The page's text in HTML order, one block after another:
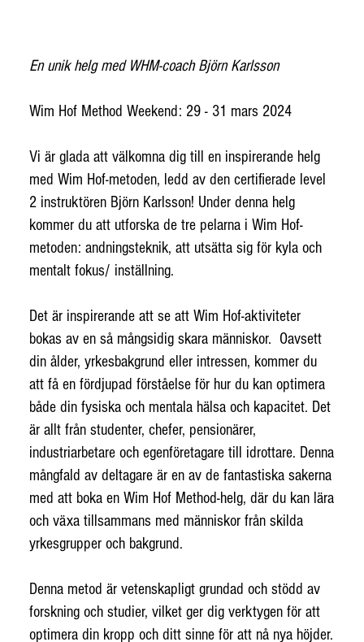
En unik helg med WHM-coach Björn Karlsson
Wim Hof Method Weekend: 29 - 31 mars 2024
Vi är glada att välkomna dig till en inspirerande helg
med Wim Hof-metoden, ledd av den certifierade level
2 instruktören Björn Karlsson! Under denna helg
kommer du att utforska de tre pelarna i Wim Hof-
metoden: andningsteknik, att utsätta sig för kyla och
mentalt fokus/ inställning.
Det är inspirerande att se att Wim Hof-aktiviteter
bokas av en så mångsidig skara människor. Oavsett
din ålder, yrkesbakgrund eller intressen, kommer du
att få en fördjupad förståelse för hur du kan optimera
både din fysiska och mentala hälsa och kapacitet. Det
är allt från studenter, chefer, pensionärer,
industriarbetare och egenföretagare till idrottare. Denna
mångfald av deltagare är en av de fantastiska sakerna
med att boka en Wim Hof Method-helg, där du kan lära
och växa tillsammans med människor från skilda
yrkesgrupper och bakgrund.
Denna metod är vetenskapligt grundad och stödd av
forskning och studier, vilket ger dig verktygen för att
optimera din kropp och ditt sinne för att nå nya höjder.